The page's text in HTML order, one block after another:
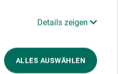
Details zeigen
ALLES AUSWÄHLEN
wir Kunde bei Der Grüne Punkt –
und unsere Verkaufsverpackungen
können Sie diesemZertifikat